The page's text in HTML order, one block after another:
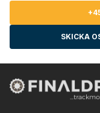
SKICKA